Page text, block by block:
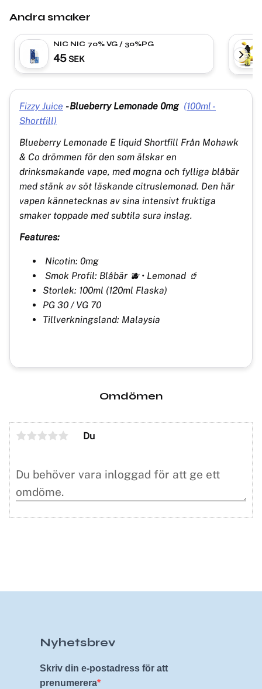
Andra smaker
NIC NIC 70% VG / 30%PG
45 SEK
Fizzy Juice -Blueberry Lemonade 0mg (100ml -
Shortfill)
Blueberry Lemonade E liquid Shortfill Från Mohawk
& Co drömmen för den som älskar en
drinksmakande vape, med mogna och fylliga blåbär
med stänk av söt läskande citruslemonad. Den här
vapen kännetecknas av sina intensivt fruktiga
smaker toppade med subtila sura inslag.
Features:
Nicotin: 0mg
Smok Profil: Blåbär 🫐 • Lemonad 🥤
Storlek: 100ml (120ml Flaska)
PG 30 / VG 70
Tillverkningsland: Malaysia
Omdömen
Du
Nyhetsbrev
Skriv din e-postadress för att
prenumerera